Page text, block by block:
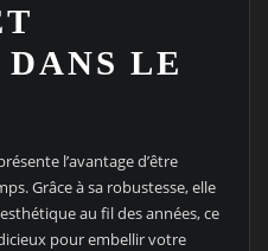
LE
l’avantage d’être
Grâce à sa robustesse, elle
au fil des années, ce
pour embellir votre